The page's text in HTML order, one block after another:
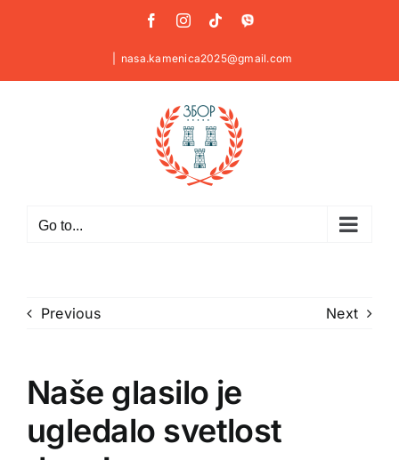
FacebookInstagram
TiktokViber
nasa.kamenica2025@gmail.com
Go to...
Previous Next
Naše glasilo je
ugledalo svetlost